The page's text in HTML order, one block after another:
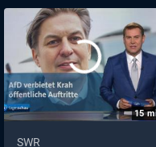
15
SWR